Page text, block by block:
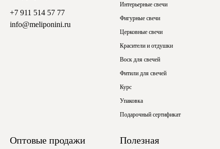
+7 911 514 57 77
info@meliponini.ru
Интерьерные свечи
Фигурные свечи
Церковные свечи
Красители и отдушки
Воск для свечей
Фитили для свечей
Курс
Упаковка
Подарочный сертификат
Оптовые продажи
Полезная